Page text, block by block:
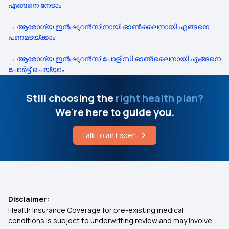
എങ്ങനെ നേടാം
→ ആരോഗ്യ ഇൻഷുറൻസിനായി ഓൺലൈനായി എങ്ങനെ
പണമടയ്ക്കാം
→ ആരോഗ്യ ഇൻഷുറൻസ് പോളിസി ഓൺലൈനായി എങ്ങനെ
പോർട്ട് ചെയ്യാം
Still choosing theright health plan?
We're here to guide you.
Talk to an Expert
Disclaimer:
Health Insurance Coverage for pre-existing medical
conditions is subject to underwriting review and may involve